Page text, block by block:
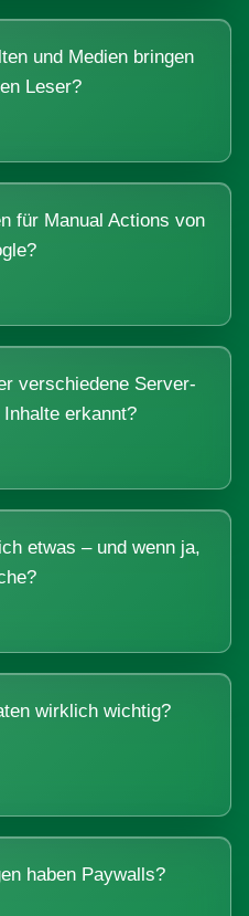
und Medien bringen
Leser?
für Manual Actions von
verschiedene Server-
erkannt?
etwas – und wenn ja,
wirklich wichtig?
haben Paywalls?